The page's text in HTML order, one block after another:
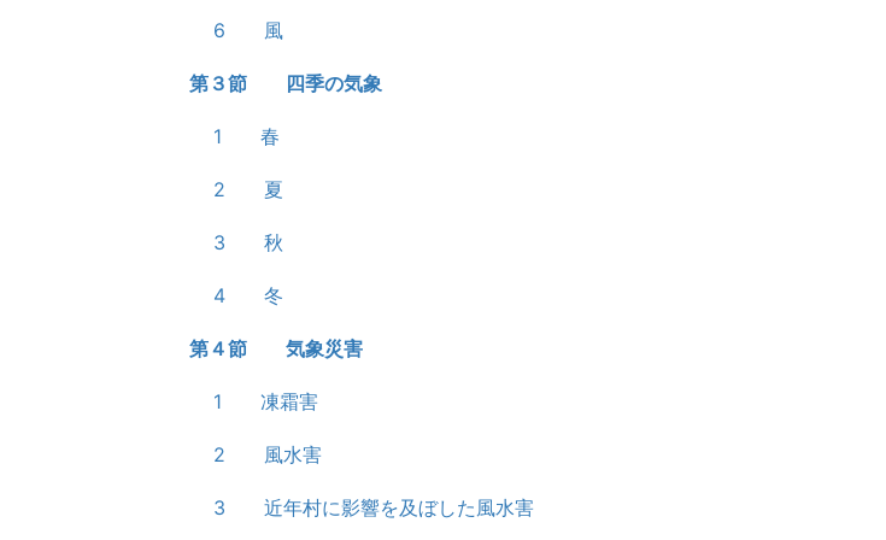
6 風
第３節 四季の気象
1 春
2 夏
3 秋
4 冬
第４節 気象災害
1 凍霜害
2 風水害
3 近年村に影響を及ぼした風水害